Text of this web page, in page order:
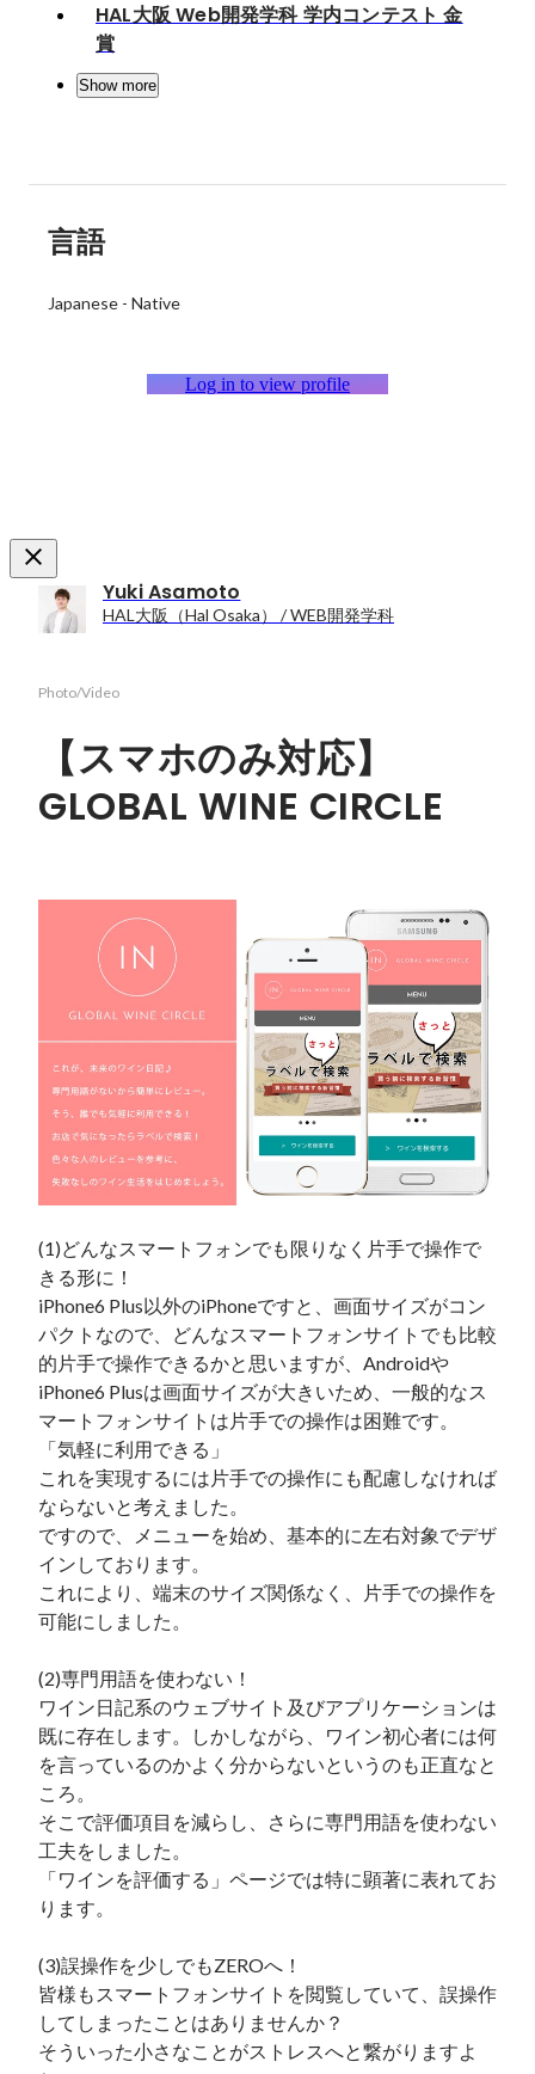
HAL大阪 Web開発学科 学内コンテスト 金
賞
Show more
言語
Japanese - Native
Log in to view profile
Yuki Asamoto
HAL大阪（Hal Osaka） / WEB開発学科
Photo/Video
【スマホのみ対応】
GLOBAL WINE CIRCLE
(1)どんなスマートフォンでも限りなく片手で操作で
きる形に！
iPhone6 Plus以外のiPhoneですと、画面サイズがコン
パクトなので、どんなスマートフォンサイトでも比較
的片手で操作できるかと思いますが、Androidや
iPhone6 Plusは画面サイズが大きいため、一般的なス
マートフォンサイトは片手での操作は困難です。
「気軽に利用できる」
これを実現するには片手での操作にも配慮しなければ
ならないと考えました。
ですので、メニューを始め、基本的に左右対象でデザ
インしております。
これにより、端末のサイズ関係なく、片手での操作を
可能にしました。
(2)専門用語を使わない！
ワイン日記系のウェブサイト及びアプリケーションは
既に存在します。しかしながら、ワイン初心者には何
を言っているのかよく分からないというのも正直なと
ころ。
そこで評価項目を減らし、さらに専門用語を使わない
工夫をしました。
「ワインを評価する」ページでは特に顕著に表れてお
ります。
(3)誤操作を少しでもZEROへ！
皆様もスマートフォンサイトを閲覧していて、誤操作
してしまったことはありませんか？
そういった小さなことがストレスへと繋がりますよ